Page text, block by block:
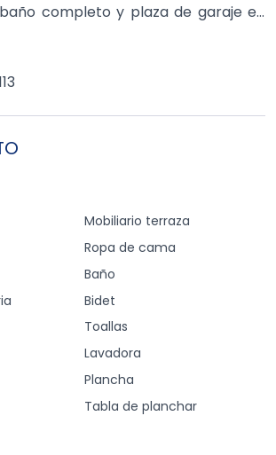
baño completo y plaza de garaje en
adultos/niños, pistas de paddel y
playa. Ideal para familias.
Mobiliario terraza
Ropa de cama
Baño
Bidet
Toallas
Lavadora
Plancha
Tabla de planchar